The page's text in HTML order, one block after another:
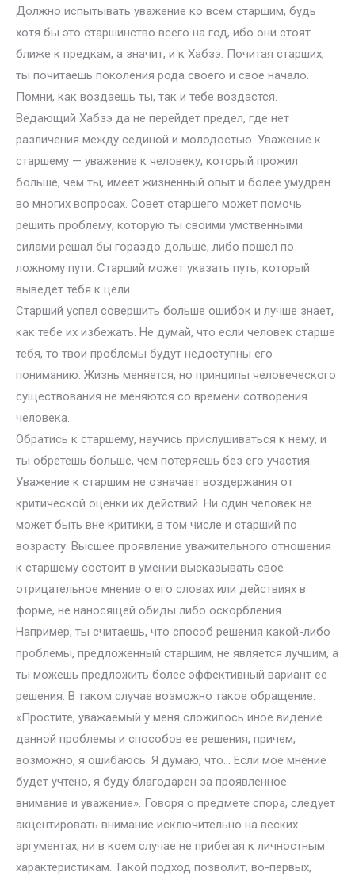
Должно испытывать уважение ко всем старшим, будь
хотя бы это старшинство всего на год, ибо они стоят
ближе к предкам, а значит, и к Хабзэ. Почитая старших,
ты почитаешь поколения рода своего и свое начало.
Помни, как воздаешь ты, так и тебе воздастся.
Ведающий Хабзэ да не перейдет предел, где нет
различения между сединой и молодостью. Уважение к
старшему — уважение к человеку, который прожил
больше, чем ты, имеет жизненный опыт и более умудрен
во многих вопросах. Совет старшего может помочь
решить проблему, которую ты своими умственными
силами решал бы гораздо дольше, либо пошел по
ложному пути. Старший может указать путь, который
выведет тебя к цели.
Старший успел совершить больше ошибок и лучше знает,
как тебе их избежать. Не думай, что если человек старше
тебя, то твои проблемы будут недоступны его
пониманию. Жизнь меняется, но принципы человеческого
существования не меняются со времени сотворения
человека.
Обратись к старшему, научись прислушиваться к нему, и
ты обретешь больше, чем потеряешь без его участия.
Уважение к старшим не означает воздержания от
критической оценки их действий. Ни один человек не
может быть вне критики, в том числе и старший по
возрасту. Высшее проявление уважительного отношения
к старшему состоит в умении высказывать свое
отрицательное мнение о его словах или действиях в
форме, не наносящей обиды либо оскорбления.
Например, ты считаешь, что способ решения какой-либо
проблемы, предложенный старшим, не является лучшим, а
ты можешь предложить более эффективный вариант ее
решения. В таком случае возможно такое обращение:
«Простите, уважаемый у меня сложилось иное видение
данной проблемы и способов ее решения, причем,
возможно, я ошибаюсь. Я думаю, что… Если мое мнение
будет учтено, я буду благодарен за проявленное
внимание и уважение». Говоря о предмете спора, следует
акцентировать внимание исключительно на веских
аргументах, ни в коем случае не прибегая к личностным
характеристикам. Такой подход позволит, во-первых,